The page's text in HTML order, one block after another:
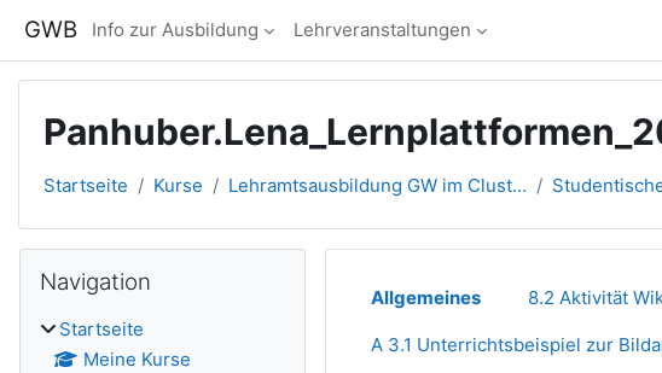
GWB Info zur Ausbildung Lehrveranstaltungen
Startseite Kurse Lehramtsausbildung GW im Clust...
Allgemeines 8.2 Aktivität
Blöcke
Navigation
Startseite
Meine Kurse